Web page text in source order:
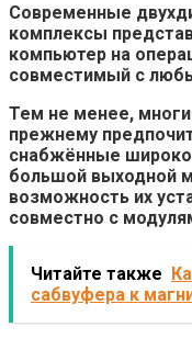
Современные
комплексы
компьютер на
совместимый с
Тем не менее,
прежнему
снабжённые
большой выходной
возможность их
совместно с
Читайте также
сабвуфера к